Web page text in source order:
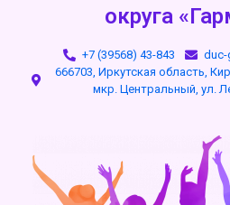
округа
+7 (39568) 43-843
duc-
666703, Иркутская область,
мкр. Центральный, ул.